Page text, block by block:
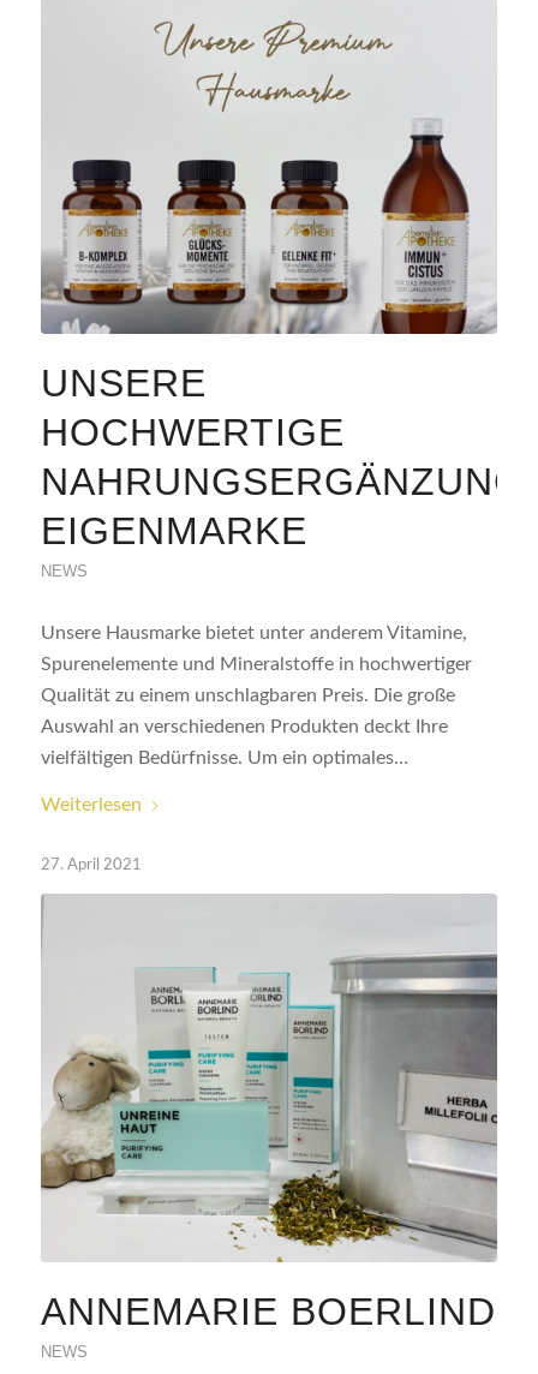
UNSERE
HOCHWERTIGE
EIGENMARKE
NEWS
Unsere Hausmarke bietet unter anderem Vitamine,
Spurenelemente und Mineralstoffe in hochwertiger
Qualität zu einem unschlagbaren Preis. Die große
Auswahl an verschiedenen Produkten deckt Ihre
vielfältigen Bedürfnisse. Um ein optimales…
Weiterlesen
27. April 2021
ANNEMARIE BOERLIND
NEWS